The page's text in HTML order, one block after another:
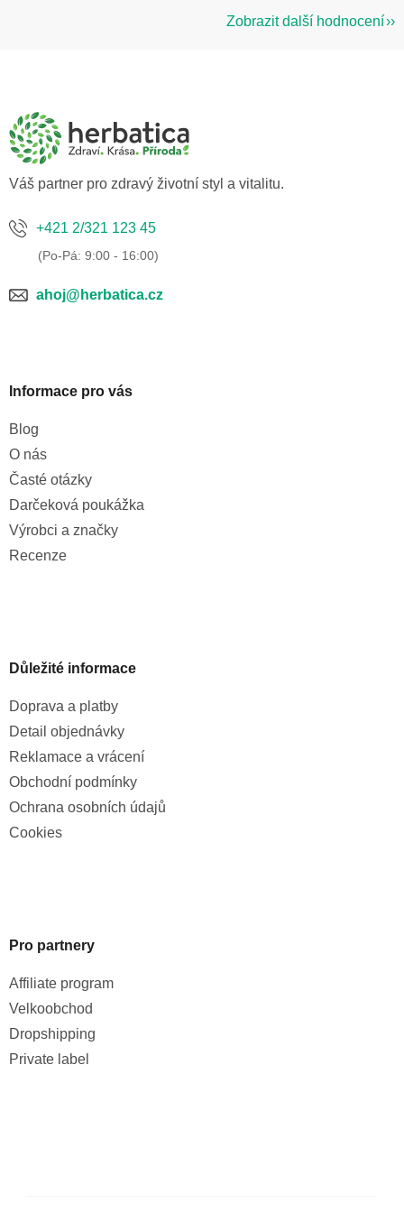
Zobrazit další hodnocení
a
Váš partner pro zdravý životní styl a vitalitu.
+421 2/321 123 45
ahoj@herbatica.cz
Informace pro vás
Blog
O nás
Časté otázky
Darčeková poukážka
Výrobci a značky
Recenze
Důležité informace
Doprava a platby
Detail objednávky
Reklamace a vrácení
Obchodní podmínky
Ochrana osobních údajů
Cookies
Pro partnery
Affiliate program
Velkoobchod
Dropshipping
Private label